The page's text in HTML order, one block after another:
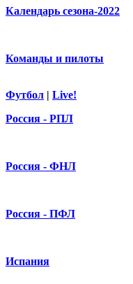
Календарь сезона-2022
Команды и пилоты
Футбол | Live!
Россия - РПЛ
Россия - ФНЛ
Россия - ПФЛ
Испания